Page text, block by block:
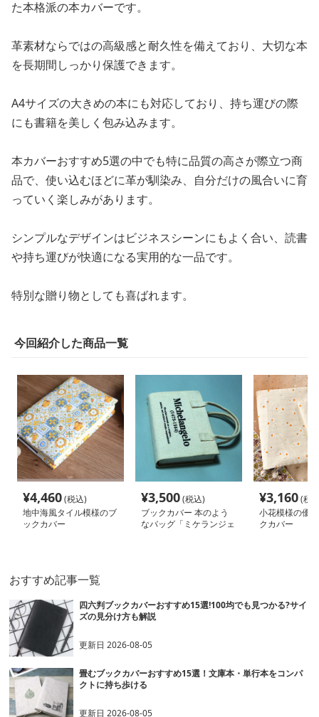
た本格派の本カバーです。
革素材ならではの高級感と耐久性を備えており、大切な本
を長期間しっかり保護できます。
A4サイズの大きめの本にも対応しており、持ち運びの際
にも書籍を美しく包み込みます。
本カバーおすすめ5選の中でも特に品質の高さが際立つ商
品で、使い込むほどに革が馴染み、自分だけの風合いに育
っていく楽しみがあります。
シンプルなデザインはビジネスシーンにもよく合い、読書
や持ち運びが快適になる実用的な一品です。
特別な贈り物としても喜ばれます。
今回紹介した商品一覧
¥4,460(税込)
地中海風タイル模様のブ
ックカバー
¥3,500(税込)
ブックカバー 本のよう
なバッグ「ミケランジェ
¥3,160(税
小花模様の優
クカバー
おすすめ記事一覧
四六判ブックカバーおすすめ15選!100均でも見つかる?サイ
ズの見分け方も解説
更新日2026-08-05
畳むブックカバーおすすめ15選！文庫本・単行本をコンパ
クトに持ち歩ける
更新日2026-08-05